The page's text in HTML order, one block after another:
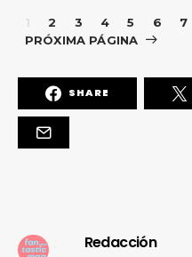
1 2 3 4 5 6 7
PRÓXIMA PÁGINA
SHARE
Redacción